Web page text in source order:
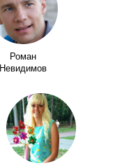
Роман
Невидимов